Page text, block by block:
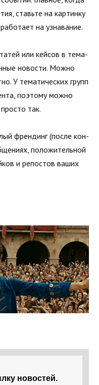
ставьте на картинку
на узнавание.
или кейсов в тема­
новости. Можно
У тематических групп
поэтому можно
так.
френдинг (после кон­
положительной
и репостов ваших
новостей.